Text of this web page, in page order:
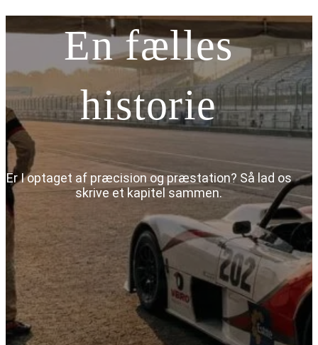
En fælles
historie
Er I optaget af præcision og præstation? Så lad os
skrive et kapitel sammen.